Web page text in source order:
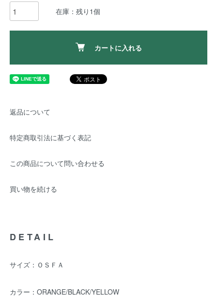
在庫：残り1個
カートに入れる
返品について
特定商取引法に基づく表記
この商品について問い合わせる
買い物を続ける
DETAIL
サイズ：ＯＳＦＡ
カラー：ORANGE/BLACK/YELLOW